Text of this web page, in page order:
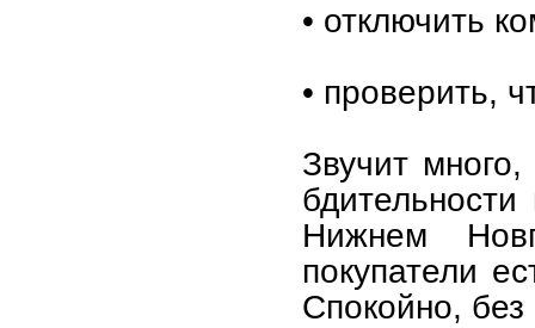
• отключить
• проверить,
Звучит
Нижнем
покупатели
Спокойно, без